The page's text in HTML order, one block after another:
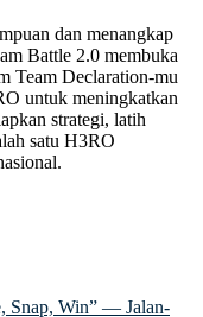
dan menangkap
Battle 2.0 membuka
Team Declaration-mu
untuk meningkatkan
strategi, latih
satu H3RO
Snap, Win” — Jalan-